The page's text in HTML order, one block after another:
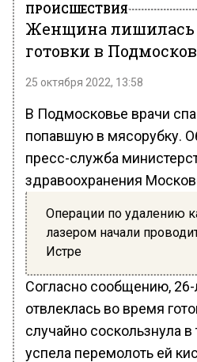
ПРОИСШЕСТВИЯ
Женщина лишилась
готовки в
25 октября 2022, 13:58
В Подмосковье врачи
попавшую в мясорубку.
пресс-служба
здравоохранения
Операции по удалению
лазером начали
Истре
Согласно сообщению,
отвлеклась во время
случайно соскользнула
успела перемолоть ей